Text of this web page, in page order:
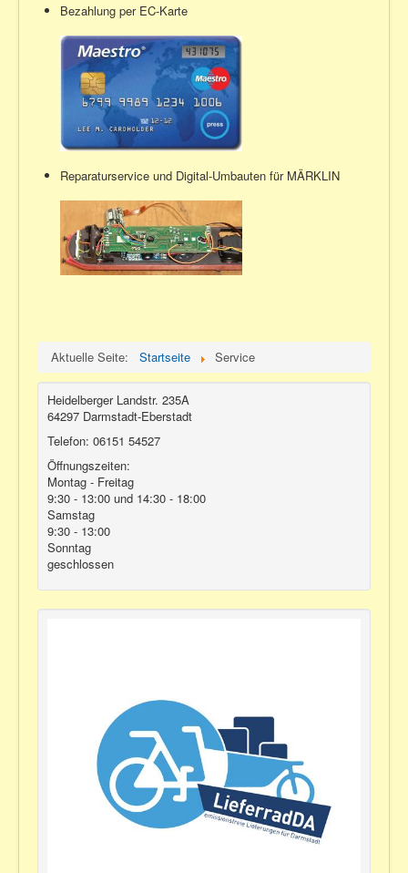
Bezahlung per EC-Karte
Reparaturservice und Digital-Umbauten für MÄRKLIN
Aktuelle Seite: Startseite Service
Heidelberger Landstr. 235A
64297 Darmstadt-Eberstadt
Telefon: 06151 54527
Öffnungszeiten:
Montag - Freitag
9:30 - 13:00 und 14:30 - 18:00
Samstag
9:30 - 13:00
Sonntag
geschlossen